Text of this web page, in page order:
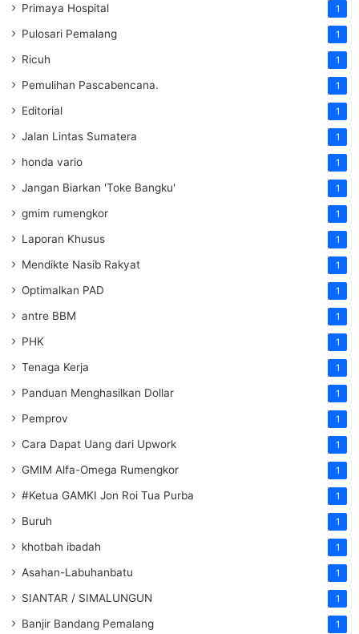
Primaya Hospital 1
Pulosari Pemalang 1
Ricuh 1
Pemulihan Pascabencana. 1
Editorial 1
Jalan Lintas Sumatera 1
honda vario 1
Jangan Biarkan 'Toke Bangku' 1
gmim rumengkor 1
Laporan Khusus 1
Mendikte Nasib Rakyat 1
Optimalkan PAD 1
antre BBM 1
PHK 1
Tenaga Kerja 1
Panduan Menghasilkan Dollar 1
Pemprov 1
Cara Dapat Uang dari Upwork 1
GMIM Alfa-Omega Rumengkor 1
#Ketua GAMKI Jon Roi Tua Purba 1
Buruh 1
khotbah ibadah 1
Asahan-Labuhanbatu 1
SIANTAR / SIMALUNGUN 1
Banjir Bandang Pemalang 1